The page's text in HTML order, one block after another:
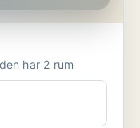
i Vaxholm Bostaden har 2 rum